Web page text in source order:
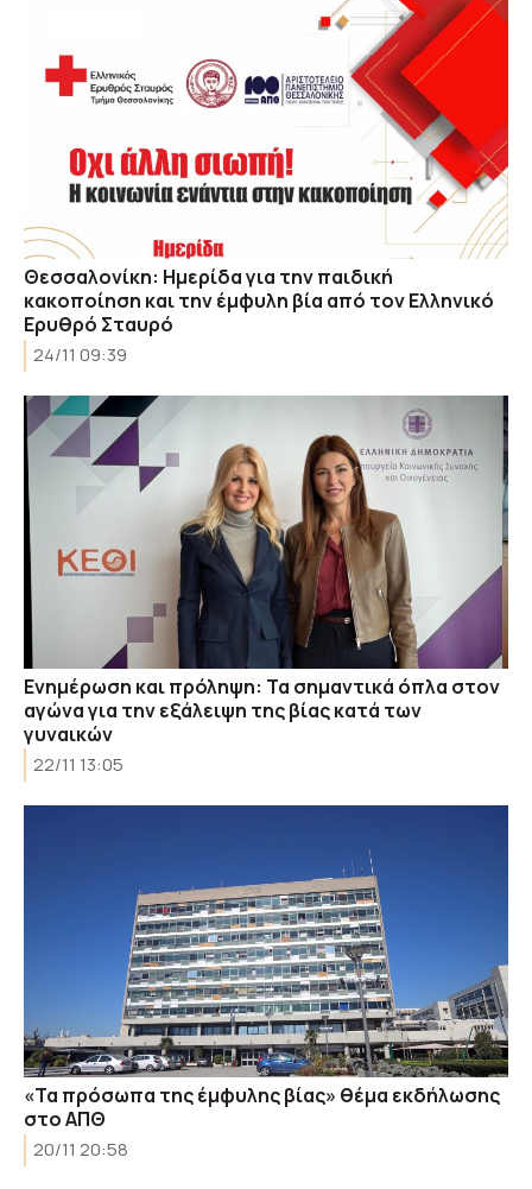
Θεσσαλονίκη: Ημερίδα για την παιδική
κακοποίηση και την έμφυλη βία από τον Ελληνικό
Ερυθρό Σταυρό
24/11 09:39
Ενημέρωση και πρόληψη: Τα σημαντικά όπλα στον
αγώνα για την εξάλειψη της βίας κατά των
γυναικών
22/11 13:05
«Τα πρόσωπα της έμφυλης βίας» θέμα εκδήλωσης
στο ΑΠΘ
20/11 20:58